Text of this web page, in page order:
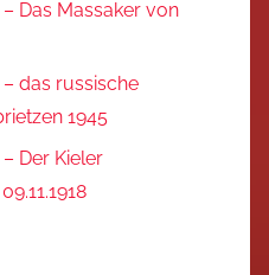
Das Massaker von
das russische
1945
Der Kieler